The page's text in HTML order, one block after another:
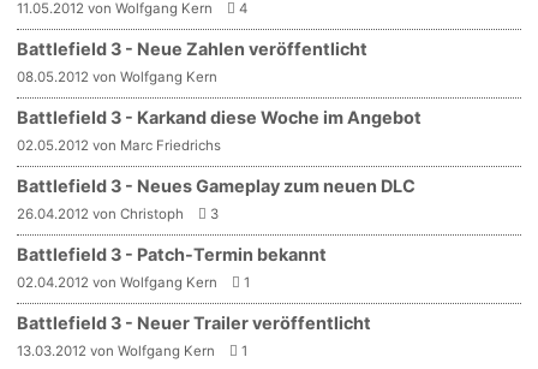
11.05.2012 von Wolfgang Kern 4
Battlefield 3 - Neue Zahlen veröffentlicht
08.05.2012 von Wolfgang Kern
Battlefield 3 - Karkand diese Woche im Angebot
02.05.2012 von Marc Friedrichs
Battlefield 3 - Neues Gameplay zum neuen DLC
26.04.2012 von Christoph 3
Battlefield 3 - Patch-Termin bekannt
02.04.2012 von Wolfgang Kern 1
Battlefield 3 - Neuer Trailer veröffentlicht
13.03.2012 von Wolfgang Kern 1